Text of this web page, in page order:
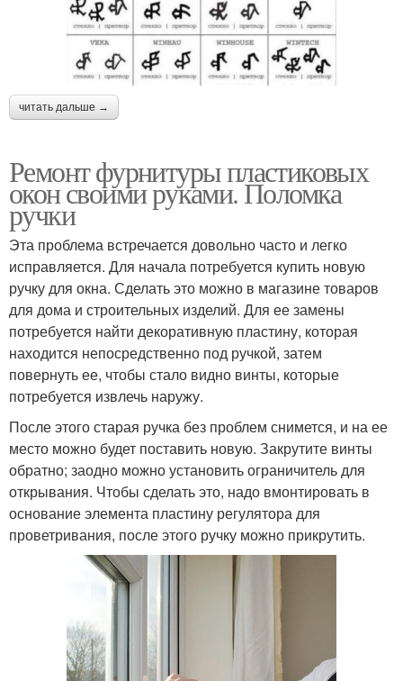
читать дальше →
Ремонт фурнитуры пластиковых
окон своими руками. Поломка
ручки
Эта проблема встречается довольно часто и легко
исправляется. Для начала потребуется купить новую
ручку для окна. Сделать это можно в магазине товаров
для дома и строительных изделий. Для ее замены
потребуется найти декоративную пластину, которая
находится непосредственно под ручкой, затем
повернуть ее, чтобы стало видно винты, которые
потребуется извлечь наружу.
После этого старая ручка без проблем снимется, и на ее
место можно будет поставить новую. Закрутите винты
обратно; заодно можно установить ограничитель для
открывания. Чтобы сделать это, надо вмонтировать в
основание элемента пластину регулятора для
проветривания, после этого ручку можно прикрутить.